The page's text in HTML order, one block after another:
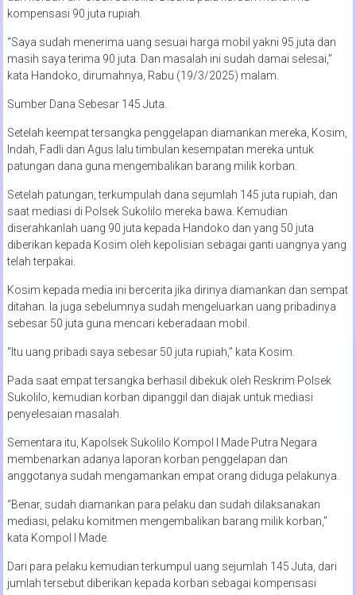
kompensasi 90 juta rupiah.
“Saya sudah menerima uang sesuai harga mobil yakni 95 juta dan
masih saya terima 90 juta. Dan masalah ini sudah damai selesai,”
kata Handoko, dirumahnya, Rabu (19/3/2025) malam.
Sumber Dana Sebesar 145 Juta.
Setelah keempat tersangka penggelapan diamankan mereka, Kosim,
Indah, Fadli dan Agus lalu timbulan kesempatan mereka untuk
patungan dana guna mengembalikan barang milik korban.
Setelah patungan, terkumpulah dana sejumlah 145 juta rupiah, dan
saat mediasi di Polsek Sukolilo mereka bawa. Kemudian
diserahkanlah uang 90 juta kepada Handoko dan yang 50 juta
diberikan kepada Kosim oleh kepolisian sebagai ganti uangnya yang
telah terpakai.
Kosim kepada media ini bercerita jika dirinya diamankan dan sempat
ditahan. Ia juga sebelumnya sudah mengeluarkan uang pribadinya
sebesar 50 juta guna mencari keberadaan mobil.
“Itu uang pribadi saya sebesar 50 juta rupiah,” kata Kosim.
Pada saat empat tersangka berhasil dibekuk oleh Reskrim Polsek
Sukolilo, kemudian korban dipanggil dan diajak untuk mediasi
penyelesaian masalah.
Sementara itu, Kapolsek Sukolilo Kompol I Made Putra Negara
membenarkan adanya laporan korban penggelapan dan
anggotanya sudah mengamankan empat orang diduga pelakunya.
“Benar, sudah diamankan para pelaku dan sudah dilaksanakan
mediasi, pelaku komitmen mengembalikan barang milik korban,”
kata Kompol I Made.
Dari para pelaku kemudian terkumpul uang sejumlah 145 Juta, dari
jumlah tersebut diberikan kepada korban sebagai kompensasi